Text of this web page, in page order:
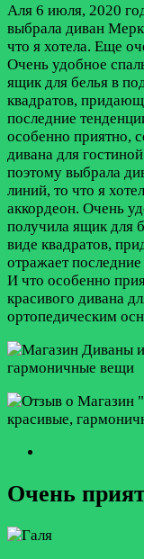
Аля 6 июля, 2020
выбрала диван
что я хотела. Еще
Очень удобное
ящик для белья в
квадратов,
последние
особенно приятно,
дивана для
поэтому выбрала
линий, то что я
аккордеон. Очень
получила ящик для
виде квадратов,
отражает
И что особенно
красивого дивана
ортопедическим
Очень